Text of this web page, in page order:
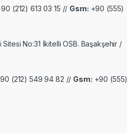
(212) 613 03 15 // Gsm: +90 (555)
No:31 İkitelli OSB. Başakşehir /
(212) 549 94 82 // Gsm: +90 (555)